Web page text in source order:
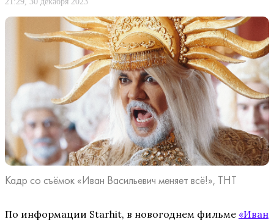
Кадр со съёмок «Иван Васильевич меняет всё!», ТНТ
По информации Starhit, в новогоднем фильме «Иван